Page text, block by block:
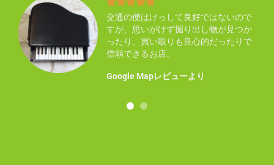
交通の便はけっして良好ではないので
すが、思いがけず掘り出し物が見つか
ったり、買い取りも良心的だったりで
信頼できるお店。
Google Mapレビューより